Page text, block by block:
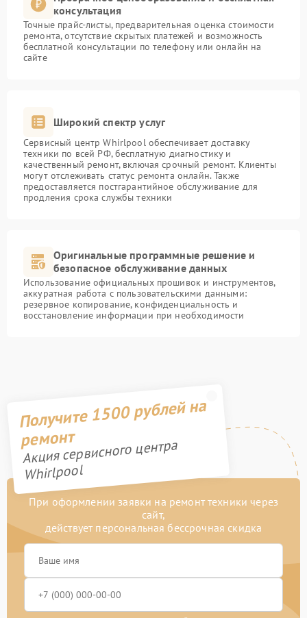
консультация
Точные прайс-листы, предварительная оценка стоимости
ремонта, отсутствие скрытых платежей и возможность
бесплатной консультации по телефону или онлайн на
сайте
Широкий спектр услуг
Сервисный центр Whirlpool обеспечивает доставку
техники по всей РФ, бесплатную диагностику и
качественный ремонт, включая срочный ремонт. Клиенты
могут отслеживать статус ремонта онлайн. Также
предоставляется постгарантийное обслуживание для
продления срока службы техники
Оригинальные программные решение и
безопасное обслуживание данных
Использование официальных прошивок и инструментов,
аккуратная работа с пользовательскими данными:
резервное копирование, конфиденциальность и
восстановление информации при необходимости
Получите 1500 рублей на
ремонт
Акция сервисного центра
Whirlpool
При оформлении заявки на ремонт техники через
сайт,
действует персональная бессрочная скидка